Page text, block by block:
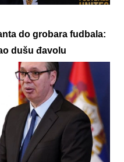
do grobara fudbala:
dušu đavolu